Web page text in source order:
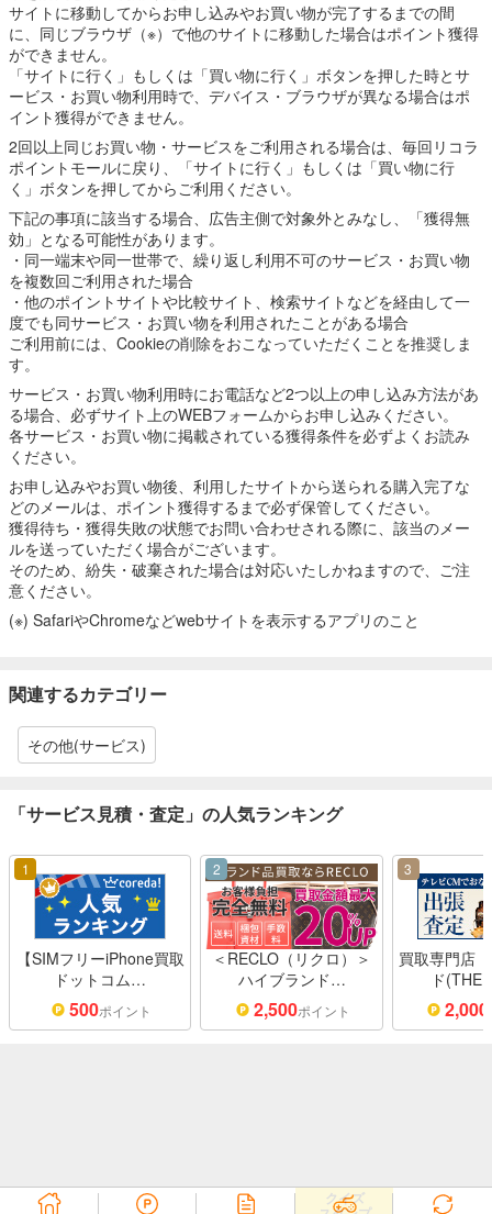
サイトに移動してからお申し込みやお買い物が完了するまでの間
に、同じブラウザ（※）で他のサイトに移動した場合はポイント獲得
ができません。
「サイトに行く」もしくは「買い物に行く」ボタンを押した時とサ
ービス・お買い物利用時で、デバイス・ブラウザが異なる場合はポ
イント獲得ができません。
2回以上同じお買い物・サービスをご利用される場合は、毎回リコラ
ポイントモールに戻り、「サイトに行く」もしくは「買い物に行
く」ボタンを押してからご利用ください。
下記の事項に該当する場合、広告主側で対象外とみなし、「獲得無
効」となる可能性があります。
・同一端末や同一世帯で、繰り返し利用不可のサービス・お買い物
を複数回ご利用された場合
・他のポイントサイトや比較サイト、検索サイトなどを経由して一
度でも同サービス・お買い物を利用されたことがある場合
ご利用前には、Cookieの削除をおこなっていただくことを推奨しま
す。
サービス・お買い物利用時にお電話など2つ以上の申し込み方法があ
る場合、必ずサイト上のWEBフォームからお申し込みください。
各サービス・お買い物に掲載されている獲得条件を必ずよくお読み
ください。
お申し込みやお買い物後、利用したサイトから送られる購入完了な
どのメールは、ポイント獲得するまで必ず保管してください。
獲得待ち・獲得失敗の状態でお問い合わせされる際に、該当のメー
ルを送っていただく場合がございます。
そのため、紛失・破棄された場合は対応いたしかねますので、ご注
意ください。
(※) SafariやChromeなどwebサイトを表示するアプリのこと
関連するカテゴリー
その他(サービス)
「サービス見積・査定」の人気ランキング
1
【SIMフリーiPhone買取
ドットコム…
500ポイント
2
＜RECLO（リクロ）＞
ハイブランド…
2,500ポイント
3
買取専門店
ド
2,000
クイズ